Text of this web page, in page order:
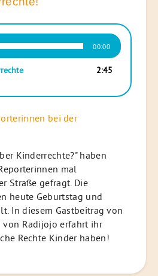
00:00
2:45
Kinderrechte?" haben
mal
Straße gefragt. Die
heute Geburtstag und
In diesem Gastbeitrag von
von Radijojo erfahrt ihr
Rechte Kinder haben!